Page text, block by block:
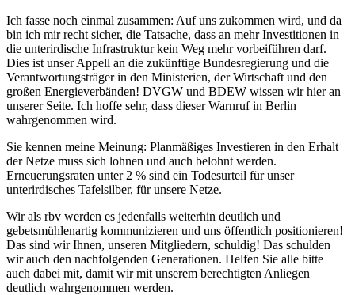
Ich fasse noch einmal zusammen: Auf uns zukommen wird, und da
bin ich mir recht sicher, die Tatsache, dass an mehr Investitionen in
die unterirdische Infrastruktur kein Weg mehr vorbeiführen darf.
Dies ist unser Appell an die zukünftige Bundesregierung und die
Verantwortungsträger in den Ministerien, der Wirtschaft und den
großen Energieverbänden! DVGW und BDEW wissen wir hier an
unserer Seite. Ich hoffe sehr, dass dieser Warnruf in Berlin
wahrgenommen wird.
Sie kennen meine Meinung: Planmäßiges Investieren in den Erhalt
der Netze muss sich lohnen und auch belohnt werden.
Erneuerungsraten unter 2 % sind ein Todesurteil für unser
unterirdisches Tafelsilber, für unsere Netze.
Wir als rbv werden es jedenfalls weiterhin deutlich und
gebetsmühlenartig kommunizieren und uns öffentlich positionieren!
Das sind wir Ihnen, unseren Mitgliedern, schuldig! Das schulden
wir auch den nachfolgenden Generationen. Helfen Sie alle bitte
auch dabei mit, damit wir mit unserem berechtigten Anliegen
deutlich wahrgenommen werden.